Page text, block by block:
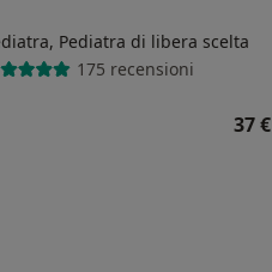
Pediatra di libera scelta
175 recensioni
37 €